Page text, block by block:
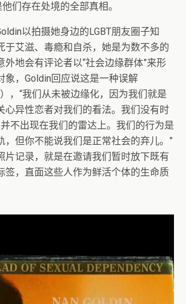
们存在处境的全部真相。
以拍摄她身边的LGBT朋友圈子知
于艾滋、毒瘾和自杀，她是为数不多的
外地会有评论者以“社会边缘群体”来形
象，Goldin回应说这是一种误解
，“我们从未被边缘化，因为我们就是
心异性恋者对我们的看法。我们没有时
不出现在我们的雷达上。我们的行为是
，但你不能说我们是正常社会的弃儿。”
片记录，就是在邀请我们暂时放下既有
签，直面这些人作为鲜活个体的生命质